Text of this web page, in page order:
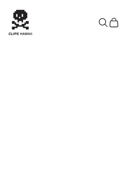
CLIPS HAWAII
Search
Cart